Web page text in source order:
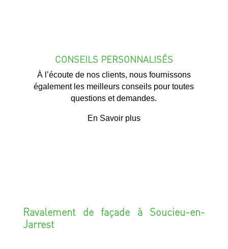
CONSEILS PERSONNALISÉS
À l’écoute de nos clients, nous fournissons
également les meilleurs conseils pour toutes
questions et demandes.
En Savoir plus
Ravalement de façade à Soucieu-en-
Jarrest